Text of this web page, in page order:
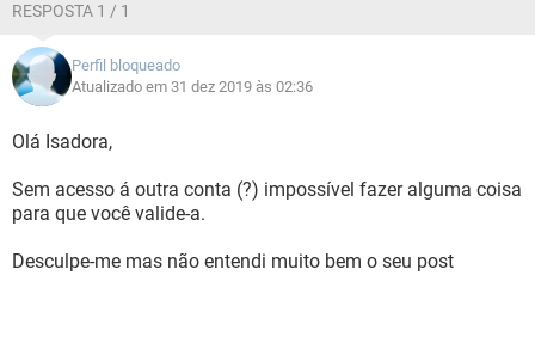
RESPOSTA 1 / 1
Perfil bloqueado
Atualizado em 31 dez 2019 às 02:36
Olá Isadora,
Sem acesso á outra conta (?) impossível fazer alguma coisa
para que você valide-a.
Desculpe-me mas não entendi muito bem o seu post